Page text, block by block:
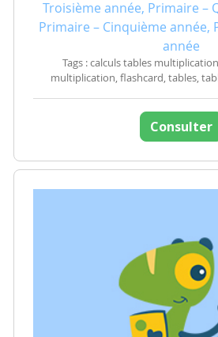
Troisième année, Primaire –
Primaire – Cinquième année,
année
Tags : calculs tables
multiplication, flashcard, tables,
Consulter